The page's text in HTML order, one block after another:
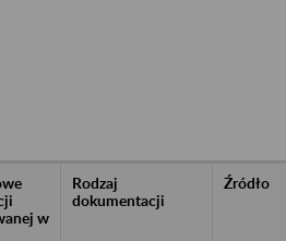
w
Rodzaj
dokumentacji
Źródło